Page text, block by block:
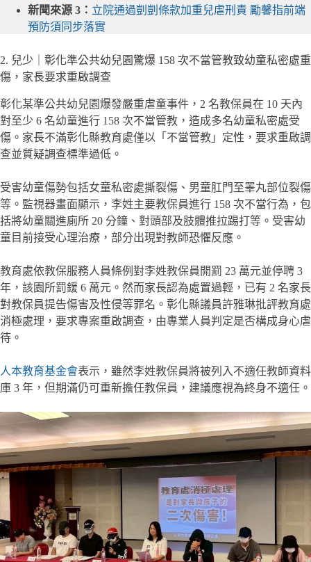
新聞來源 3： 立院通過剴剴條款加重兒虐刑責 勵馨指前端
預防須同步落實
2. 兒少｜彰化準公共幼兒園驚爆 158 次不當管教致幼童私密處重
傷，家長要求重啟調查
彰化某準公共幼兒園爆發嚴重虐童事件，2 名教保員在 10 天內
對至少 6 名幼童進行 158 次不當管教，造成多名幼童私密處受
傷。家長不滿彰化縣教育處僅以「不當管教」定性，要求重啟調
查並質疑調查標準過低。
受害幼童傷勢包括女童私密處撕裂傷、男童肛門至睪丸部位裂傷
等。監視器畫面顯示，李姓主要教保員進行 158 次不當行為，包
括將幼童關進廁所 20 分鐘、對頭部及肢體推拉踢打等。受害幼
童目前接受心理治療，部分出現對教師恐懼反應。
教育處依教保服務人員條例對李姓教保員開罰 23 萬元並停聘 3
年，該園所罰鍰 6 萬元。然而家長認為處置過輕，已有 2 名家長
對教保員提告傷害及性侵等罪名。彰化縣議員許雅琳批評教育處
消極處理，要求專案重啟調查，由專業人員判定是否構成身心虐
待。
人本教育基金會表示，雖然李姓教保員將被列入不適任教師資料
庫 3 年，但期滿仍可重新擔任教保員，建議應視為終身不適任。